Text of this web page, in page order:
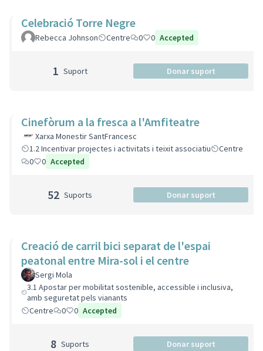
Celebració Torre Negre
Rebecca Johnson Centre 0 0 Accepted
1 Suport Donar suport
Cinefòrum a la fresca a l'Amfiteatre
Xarxa Monestir SantFrancesc
1.2 Incentivar projectes i activitats i teixit associatiu
Centre
0
0 Accepted
52 Suports Donar suport
Creació de carril bici separat de l'espai
peatonal entre Mira-sol i el centre
Sergi Mola
3.1 Apostar per mobilitat sostenible, accessible i inclusiva,
amb seguretat pels vianants
Centre
0 0 Accepted
8 Suports Donar suport